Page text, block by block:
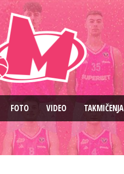
FOTO VIDEO TAKMIČENJA